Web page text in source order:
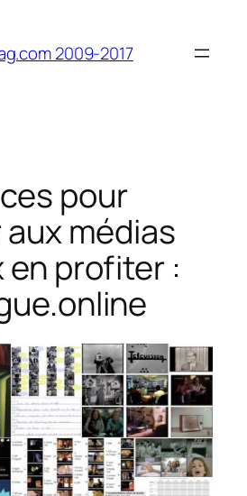
2009-2017
pour
médias
en profiter :